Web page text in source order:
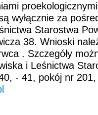
wyłącznie za
Starostwa
38. Wnioski
. Szczegóły
i Leśnictwa
- 41, pokój nr